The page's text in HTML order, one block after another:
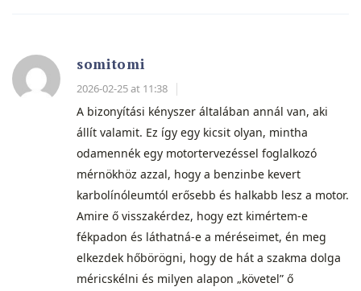
somitomi
2026-02-25 at 11:38
A bizonyítási kényszer általában annál van, aki
állít valamit. Ez így egy kicsit olyan, mintha
odamennék egy motortervezéssel foglalkozó
mérnökhöz azzal, hogy a benzinbe kevert
karbolínóleumtól erősebb és halkabb lesz a motor.
Amire ő visszakérdez, hogy ezt kimértem-e
fékpadon és láthatná-e a méréseimet, én meg
elkezdek hőbörögni, hogy de hát a szakma dolga
méricskélni és milyen alapon „követel” ő